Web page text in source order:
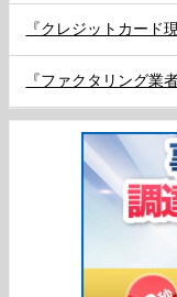
『クレジットカード
『ファクタリング業